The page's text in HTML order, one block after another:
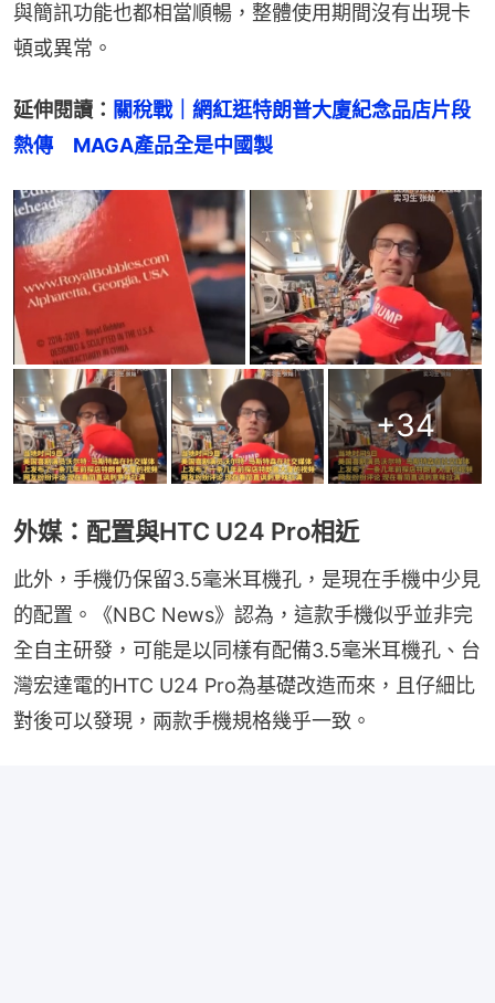
與簡訊功能也都相當順暢，整體使用期間沒有出現卡
頓或異常。
延伸閱讀： 關稅戰｜網紅逛特朗普大廈紀念品店片段
熱傳　MAGA產品全是中國製
+34
外媒：配置與HTC U24 Pro相近
此外，手機仍保留3.5毫米耳機孔，是現在手機中少見
的配置。《NBC News》認為，這款手機似乎並非完
全自主研發，可能是以同樣有配備3.5毫米耳機孔、台
灣宏達電的HTC U24 Pro為基礎改造而來，且仔細比
對後可以發現，兩款手機規格幾乎一致。